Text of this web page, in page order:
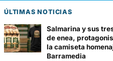
ÚLTIMAS NOTICIAS
Salmarina y sus
de enea,
la camiseta
Barramedia